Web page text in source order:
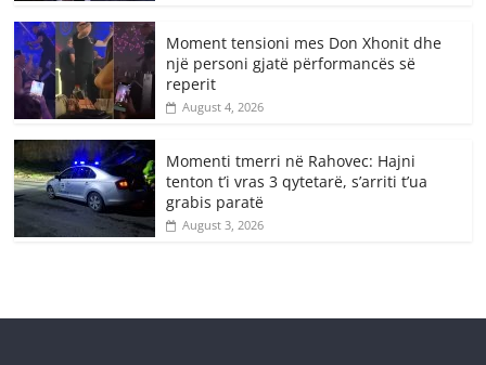
Moment tensioni mes Don Xhonit dhe
një personi gjatë përformancës së
reperit
August 4, 2026
Momenti tmerri në Rahovec: Hajni
tenton t’i vras 3 qytetarë, s’arriti t’ua
grabis paratë
August 3, 2026